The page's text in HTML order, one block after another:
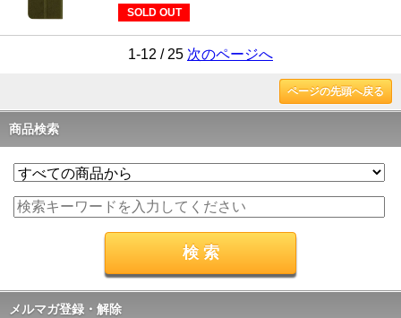
SOLD OUT
1-12 / 25 次のページへ
ページの先頭へ戻る
商品検索
メルマガ登録・解除